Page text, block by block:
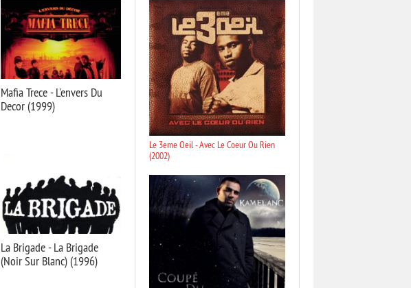
Mafia Trece - L'envers Du
Decor (1999)
La Brigade - La Brigade
(Noir Sur Blanc) (1996)
Le 3eme Oeil - Avec Le Coeur Ou Rien
(2002)